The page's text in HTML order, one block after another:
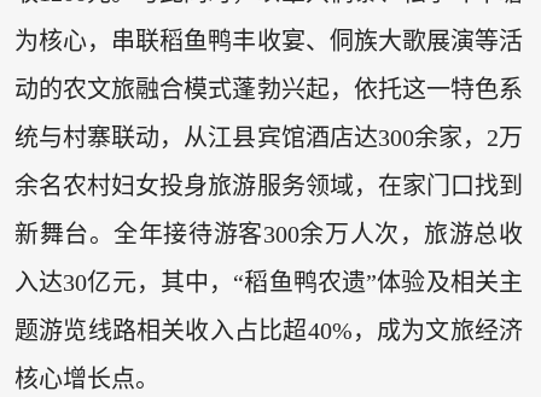
为核心，串联稻鱼鸭丰收宴、侗族大歌展演等活
动的农文旅融合模式蓬勃兴起，依托这一特色系
统与村寨联动，从江县宾馆酒店达300余家，2万
余名农村妇女投身旅游服务领域，在家门口找到
新舞台。全年接待游客300余万人次，旅游总收
入达30亿元，其中，“稻鱼鸭农遗”体验及相关主
题游览线路相关收入占比超40%，成为文旅经济
核心增长点。